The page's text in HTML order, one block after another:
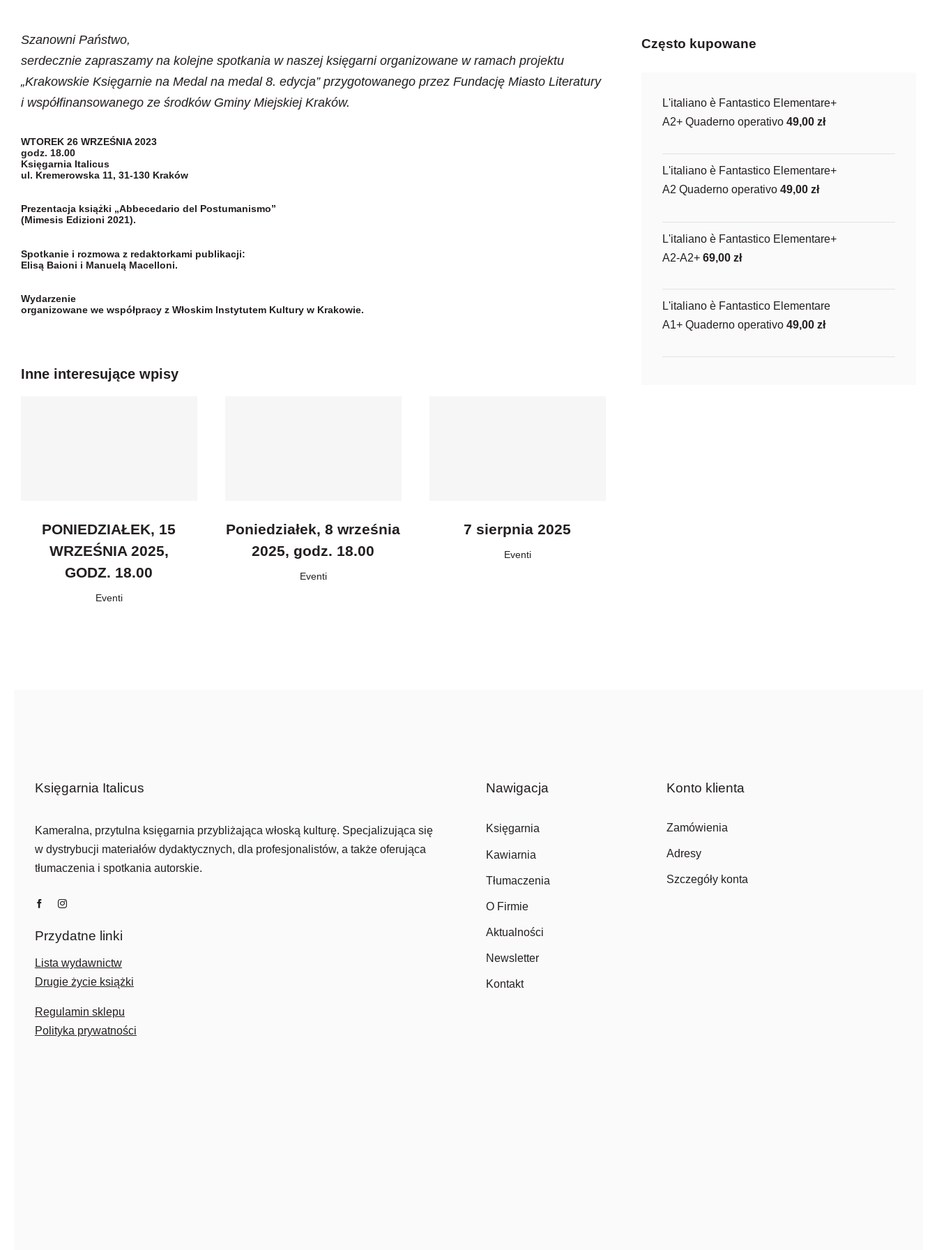
Szanowni Państwo,
serdecznie zapraszamy na kolejne spotkania w naszej księgarniorganizowane w ramach projektu
„Krakowskie Księgarnie na Medal na medal 8. edycja” przygotowanego przez Fundację Miasto Literatury
i współfinansowanego ze środkówGminy Miejskiej Kraków.
WTOREK 26 WRZEŚNIA 2023
godz. 18.00
Księgarnia Italicus
ul. Kremerowska 11, 31-130 Kraków
Prezentacja książki „Abbecedario del Postumanismo”
(Mimesis Edizioni 2021).
Spotkanie i rozmowa z redaktorkami publikacji:
Elisą Baioni i Manuelą Macelloni.
Wydarzenie
organizowane we współpracy z Włoskim Instytutem Kultury w Krakowie.
Inne interesujące wpisy
PONIEDZIAŁEK, 15
WRZEŚNIA 2025,
GODZ. 18.00
Eventi
Poniedziałek, 8 września
2025, godz. 18.00
Eventi
7 sierpnia 2025
Eventi
Często kupowane
L'italiano è Fantastico Elementare+
A2+ Quaderno operativo 49,00zł
L'italiano è Fantastico Elementare+
A2 Quaderno operativo 49,00zł
L'italiano è Fantastico Elementare+
A2-A2+ 69,00zł
L'italiano è Fantastico Elementare
A1+ Quaderno operativo 49,00zł
Księgarnia Italicus
Kameralna, przytulna księgarnia przybliżająca włoską kulturę. Specjalizująca się
w dystrybucji materiałów dydaktycznych, dla profesjonalistów, a także oferująca
tłumaczenia i spotkania autorskie.
Przydatne linki
Lista wydawnictw
Drugie życie książki
Regulamin sklepu
Polityka prywatności
Nawigacja
Księgarnia
Kawiarnia
Tłumaczenia
O Firmie
Aktualności
Newsletter
Kontakt
Konto klienta
Zamówienia
Adresy
Szczegóły konta